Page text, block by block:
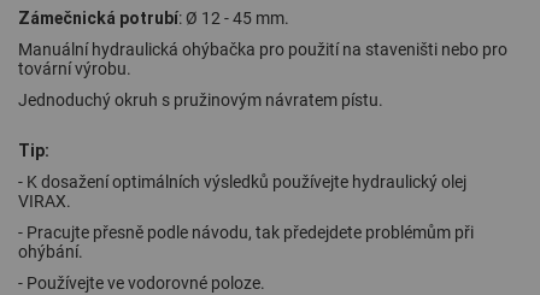
Zámečnická potrubí: Ø 12 - 45 mm.
Manuální hydraulická ohýbačka pro použití na staveništi nebo pro
tovární výrobu.
Jednoduchý okruh s pružinovým návratem pístu.
Tip:
- K dosažení optimálních výsledků používejte hydraulický olej
VIRAX.
- Pracujte přesně podle návodu, tak předejdete problémům při
ohýbání.
- Používejte ve vodorovné poloze.